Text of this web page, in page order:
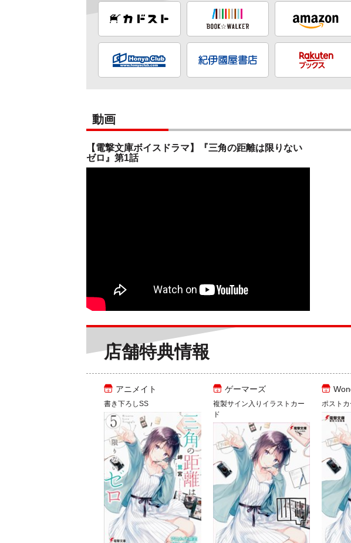
動画
【電撃文庫ボイスドラマ】『三角の距離は限りない
ゼロ』第1話
店舗特典情報
アニメイト
書き下ろしSS
ゲーマーズ
複製サイン入りイラストカー
ド
ポストカ